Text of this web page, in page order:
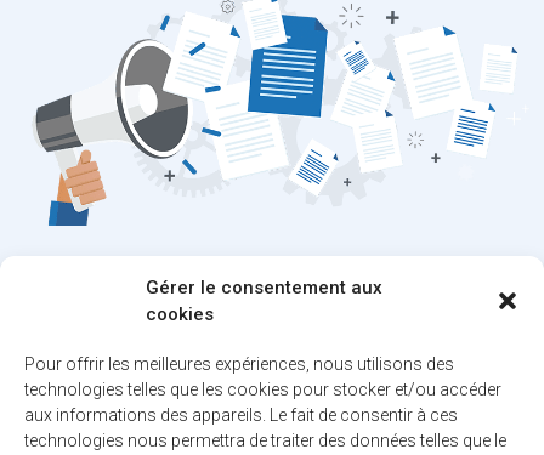
Gérer le consentement aux
cookies
Pour offrir les meilleures expériences, nous utilisons des
technologies telles que les cookies pour stocker et/ou accéder
aux informations des appareils. Le fait de consentir à ces
technologies nous permettra de traiter des données telles que le
Restez au courant
des dernières nouvelles!
Inscrivez-vous à notre infolettre et/ou au
service d’alertes.